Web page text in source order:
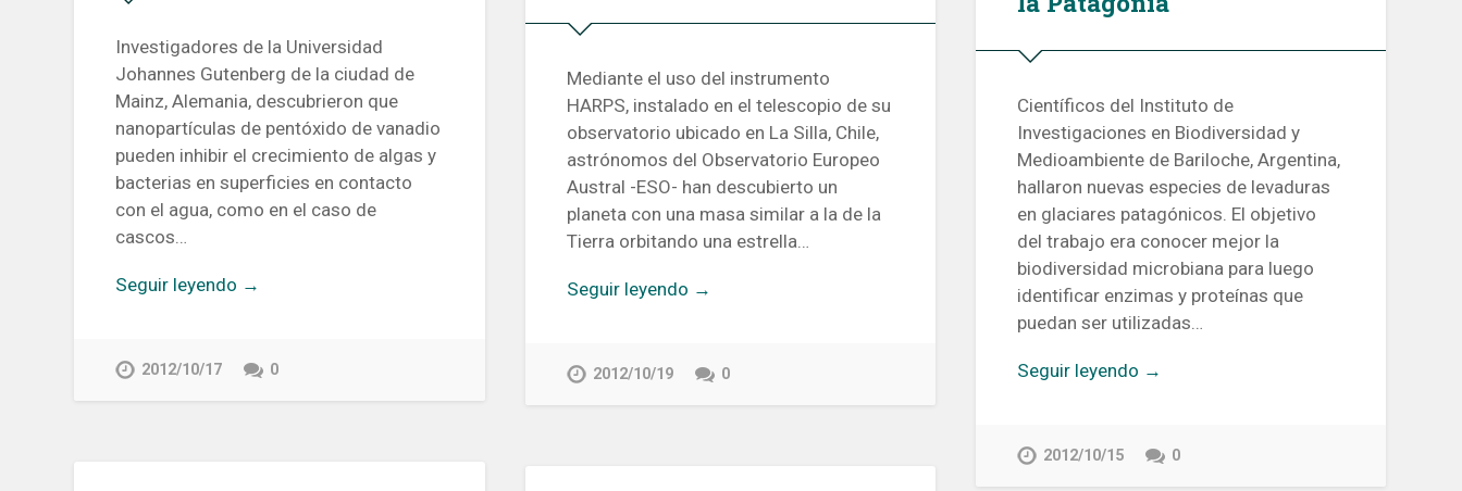
Mediante el uso del instrumento
HARPS, instalado en el telescopio de su
observatorio ubicado en La Silla, Chile,
astrónomos del Observatorio Europeo
Austral -ESO- han descubierto un
planeta con una masa similar a la de la
Tierra orbitando una estrella…
Seguir leyendo →
2012/10/19 0
Investigadores de la Universidad
Johannes Gutenberg de la ciudad de
Mainz, Alemania, descubrieron que
nanopartículas de pentóxido de vanadio
pueden inhibir el crecimiento de algas y
bacterias en superficies en contacto
con el agua, como en el caso de
cascos…
Seguir leyendo →
2012/10/17 0
Científicos del Instituto de
Investigaciones en Biodiversidad y
Medioambiente de Bariloche, Argentina,
hallaron nuevas especies de levaduras
en glaciares patagónicos. El objetivo
del trabajo era conocer mejor la
biodiversidad microbiana para luego
identificar enzimas y proteínas que
puedan ser utilizadas…
Seguir leyendo →
2012/10/15 0